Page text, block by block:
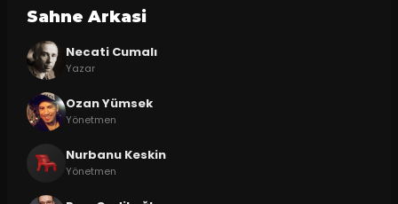
Sahne Arkasi
Necati Cumalı
Yazar
Ozan Yümsek
Yönetmen
Nurbanu Keskin
Yönetmen